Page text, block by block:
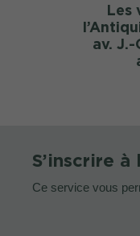
Les
av. J.-
S’inscrire
Ce service vous